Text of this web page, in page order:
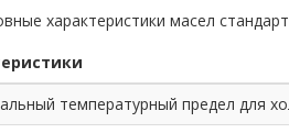
характеристики масел
температурный предел для